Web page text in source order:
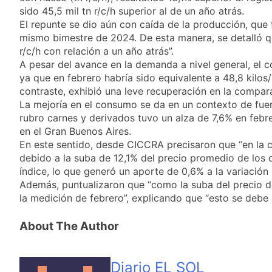
Nueva jornada negativa para
los activos argentinos:
cayeron las acciones en Wall
Street y el riesgo país quedó
al borde de los 450 puntos
2 Días Atrás
Jorge Macri condenó
los disturbios frente
al Congreso y
calificó a los
responsables como
«delincuentes
anarquistas»
2 Días Atrás
Día Internacional de
la Cerveza: los tres
secretos para
servirla
2 Días Atrás
instala en Buenos
Aires: mejora el
tiempo y llegan las
temperaturas más
bajas de la semana
2 Días Atrás
Día de San Cayetano:
por qué se celebra
cada 7 de agosto y
qué representa para
2 Días Atrás
El Senado aprobó la
Congreso durante la
sido 45,5 mil tn r/c/h superior al de un año atrás.
El repunte se dio aún con caída de la producción,
mismo bimestre de 2024. De esta manera, se detalló
r/c/h con relación a un año atrás”.
A pesar del avance en la demanda a nivel general, el
ya que en febrero habría sido equivalente a 48,8
contraste, exhibió una leve recuperación en la
La mejoría en el consumo se da en un contexto de
rubro carnes y derivados tuvo un alza de 7,6% en
en el Gran Buenos Aires.
En este sentido, desde CICCRA precisaron que “en
debido a la suba de 12,1% del precio promedio de
índice, lo que generó un aporte de 0,6% a la variación
Además, puntualizaron que “como la suba del precio
la medición de febrero”, explicando que “esto se
About The Author
Diario EL SOL